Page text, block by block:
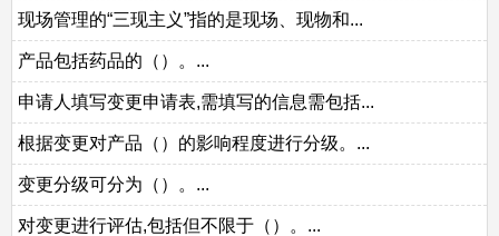
现场管理的“三现主义”指的是现场、现物和...
产品包括药品的（）。...
申请人填写变更申请表,需填写的信息需包括...
根据变更对产品（）的影响程度进行分级。...
变更分级可分为（）。...
对变更进行评估,包括但不限于（）。...